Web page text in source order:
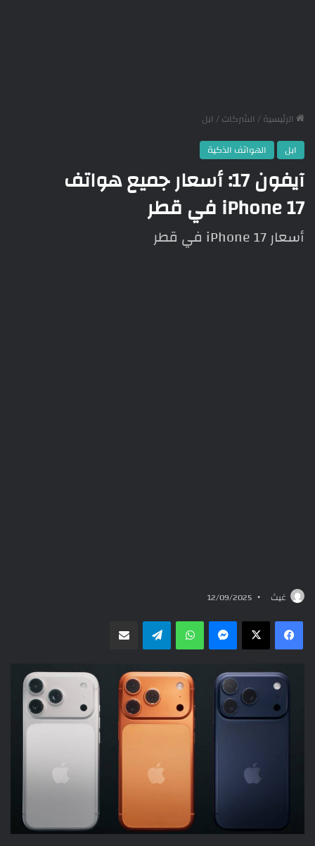
الرئيسية/ الشركات/ ابل
ابل
الهواتف الذكية
آيفون 17: أسعار جميع هواتف
iPhone 17 في قطر
أسعار iPhone 17 في قطر
غيث 12/09/2025
ماسنجر واتسابتيلقرام